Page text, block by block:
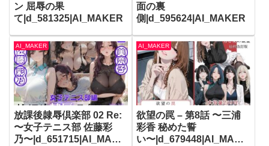
ン 屈辱の果
て|d_581325|AI_MAKER
面の裏
側|d_595624|AI_MAKER
AI_MAKER
放課後隷辱倶楽部 02 Re:
〜女子テニス部 佐藤彩
乃〜|d_651715|AI_MAKE
AI_MAKER
欲望の罠 – 第8話 〜三浦
彩香 秘めた誓
い〜|d_679448|AI_MAKE